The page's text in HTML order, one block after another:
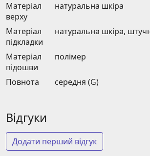
Матеріал
верху
натуральна шкіра
Матеріал
підкладки
натуральна шкіра,
Матеріал
підошви
полімер
Повнота середня (G)
Відгуки
Додати перший відгук